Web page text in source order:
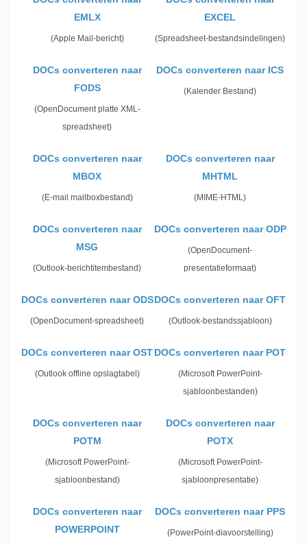
EMLX
(Apple Mail-bericht)
EXCEL
(Spreadsheet-bestandsindelingen)
DOCs converteren naar
FODS
(OpenDocument platte XML-
spreadsheet)
DOCs converteren naar ICS
(Kalender Bestand)
DOCs converteren naar
MBOX
(E-mail mailboxbestand)
DOCs converteren naar
MHTML
(MIME-HTML)
DOCs converteren naar
MSG
(Outlook-berichtitembestand)
DOCs converteren naar ODP
(OpenDocument-
presentatieformaat)
DOCs converteren naar ODS
(OpenDocument-spreadsheet)
DOCs converteren naar OFT
(Outlook-bestandssjabloon)
DOCs converteren naar OST
(Outlook offline opslagtabel)
DOCs converteren naar POT
(Microsoft PowerPoint-
sjabloonbestanden)
DOCs converteren naar
POTM
(Microsoft PowerPoint-
sjabloonbestand)
DOCs converteren naar
POTX
(Microsoft PowerPoint-
sjabloonpresentatie)
DOCs converteren naar
POWERPOINT
DOCs converteren naar PPS
(PowerPoint-diavoorstelling)